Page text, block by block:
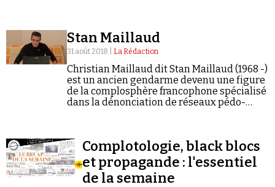
Stan Maillaud
31 août 2018 | La Rédaction
Christian Maillaud dit Stan Maillaud (1968 -)
est un ancien gendarme devenu une figure
de la complosphère francophone spécialisé
dans la dénonciation de réseaux pédo-
Complotologie, black blocs
et propagande : l'essentiel
de la semaine